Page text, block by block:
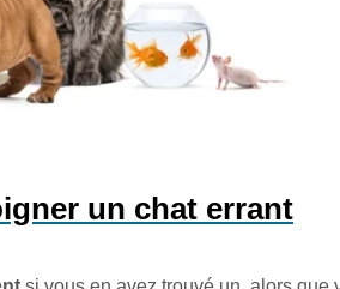
un chat errant